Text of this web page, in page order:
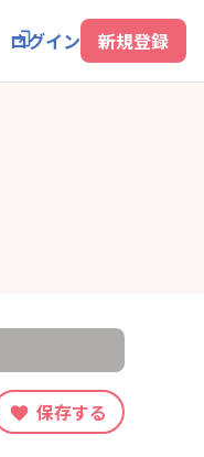
ログイン 新規登録
保存する